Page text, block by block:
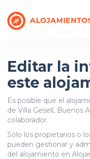
Editar la
este
Es posible que el
de Villa Gesell, Buenos
colaborador.
Sólo los propietarios o
pueden gestionar y
del alojamiento en